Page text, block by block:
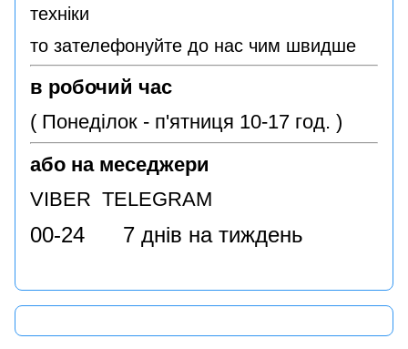
техніки
то зателефонуйте до нас чим швидше
в робочий час
( Понеділок - п'ятниця 10-17 год. )
або на меседжери
VIBER TELEGRAM
00-24 7 днів на тиждень